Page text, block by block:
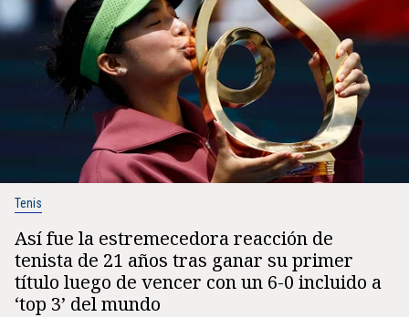
Tenis
Así fue la estremecedora reacción de
tenista de 21 años tras ganar su primer
título luego de vencer con un 6-0 incluido a
‘top 3’ del mundo